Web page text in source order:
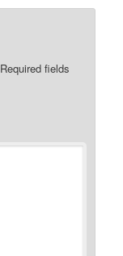
Required fields